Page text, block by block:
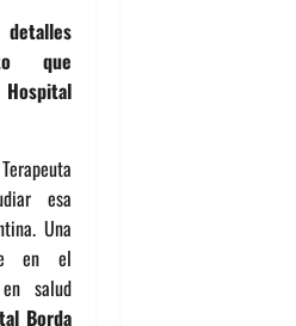
que
esa
Una
en el
salud
Borda